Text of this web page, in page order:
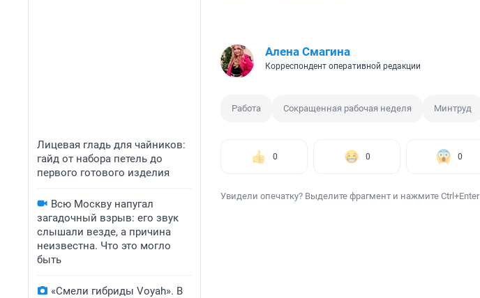
Лицевая гладь для чайников:
гайд от набора петель до
первого готового изделия
Всю Москву напугал
загадочный взрыв: его звук
слышали везде, а причина
неизвестна. Что это могло
быть
«Смели гибриды Voyah». В
Алена Смагина
Корреспондент оперативной редакции
Работа Сокращенная рабочая неделя Минтруд
0 0 0
Увидели опечатку? Выделите фрагмент и нажмите Ctrl+Enter